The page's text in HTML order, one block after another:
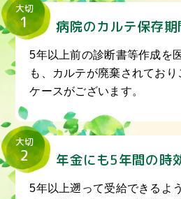
大切
1 病院のカルテ保存
5年以上前の診断書等作成を
も、カルテが廃棄されてお
ケースがございます。
大切
2 年金にも5年間の時
5年以上遡って受給できるよ